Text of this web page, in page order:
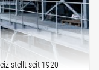
stellt seit 1920